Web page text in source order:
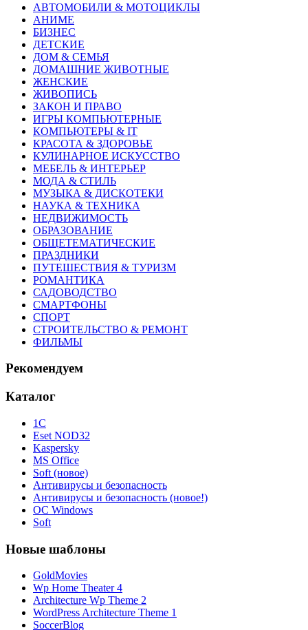
АВТОМОБИЛИ & МОТОЦИКЛЫ
АНИМЕ
БИЗНЕС
ДЕТСКИЕ
ДОМ & СЕМЬЯ
ДОМАШНИЕ ЖИВОТНЫЕ
ЖЕНСКИЕ
ЖИВОПИСЬ
ЗАКОН И ПРАВО
ИГРЫ КОМПЬЮТЕРНЫЕ
КОМПЬЮТЕРЫ & IT
КРАСОТА & ЗДОРОВЬЕ
КУЛИНАРНОЕ ИСКУССТВО
МЕБЕЛЬ & ИНТЕРЬЕР
МОДА & СТИЛЬ
МУЗЫКА & ДИСКОТЕКИ
НАУКА & ТЕХНИКА
НЕДВИЖИМОСТЬ
ОБРАЗОВАНИЕ
ОБЩЕТЕМАТИЧЕСКИЕ
ПРАЗДНИКИ
ПУТЕШЕСТВИЯ & ТУРИЗМ
РОМАНТИКА
САДОВОДСТВО
СМАРТФОНЫ
СПОРТ
СТРОИТЕЛЬСТВО & РЕМОНТ
ФИЛЬМЫ
Рекомендуем
Каталог
1С
Eset NOD32
Kaspersky
MS Office
Soft (новое)
Антивирусы и безопасность
Антивирусы и безопасность (новое!)
ОС Windows
Soft
Новые шаблоны
GoldMovies
Wp Home Theater 4
Architecture Wp Theme 2
WordPress Architecture Theme 1
SoccerBlog